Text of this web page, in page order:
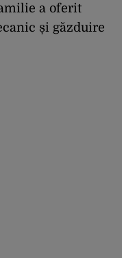
a oferit
și găzduire